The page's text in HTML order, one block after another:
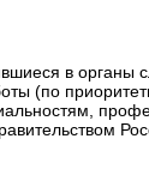
в органы
(по